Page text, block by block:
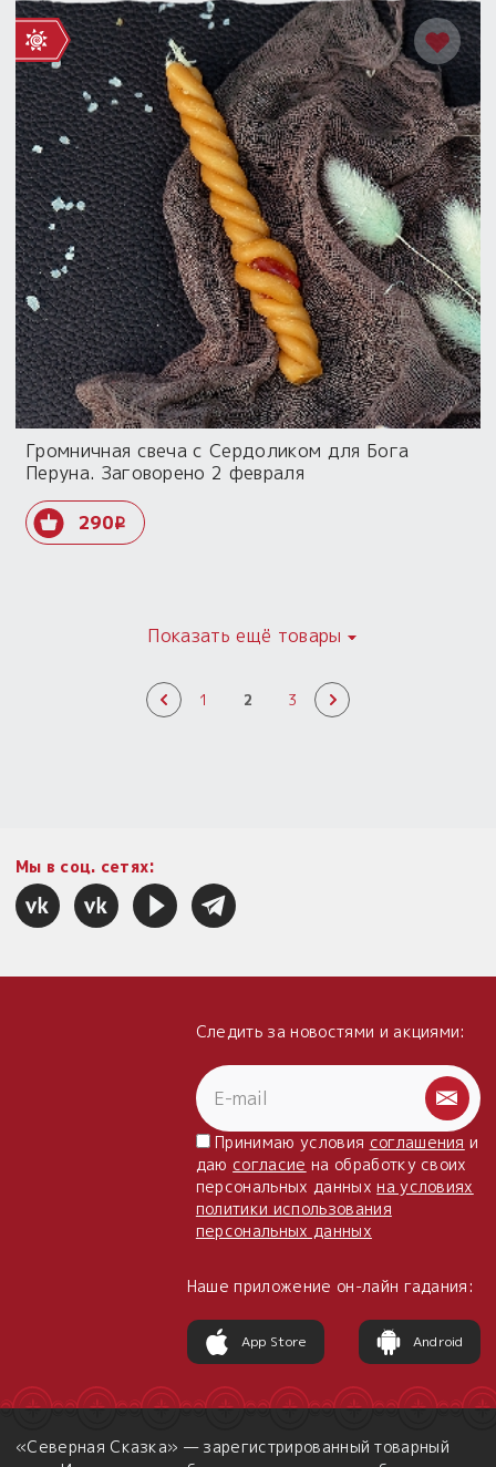
Громничная свеча с Сердоликом для Бога
Перуна. Заговорено 2 февраля
290i
Показать ещё товары
1 2 3
Мы в соц. сетях:
Следить за новостями и акциями:
Принимаю условия соглашения и
даю согласие на обработку своих
персональных данныхна условиях
политики использования
персональных данных
Наше приложение он-лайн гадания:
App Store Android
«Северная Сказка» — зарегистрированный товарный